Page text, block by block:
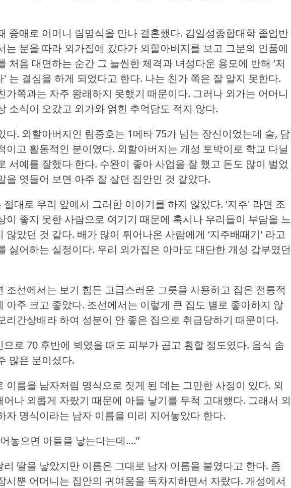
중매로 어머니 림명식을 만나 결혼했다. 김일성종합대학 졸업반
는 분을 따라 외가집에 갔다가 외할아버지를 보고 그분의 인품에
처음 대면하는 순간 그 늘씬한 체격과 녀성다운 용모에 반해 ‘저
는 결심을 하게 되었다고 한다. 나는 친가 쪽은 잘 알지 못한다.
가쪽과는 자주 왕래하지 못했기 때문이다. 그러나 외가는 어머니
소식이 오갔고 외가와 얽힌 추억담도 적지 않다.
다. 외할아버지인 림증호는 1메타 75가 넘는 장신이었는데 술, 담
이고 활동적인 분이였다. 외할아버지는 개성 토박이로 학교 다닐
서예를 잘했다 한다. 수완이 좋아 사업을 잘 했고 돈도 많이 벌었
을 엿들어 보면 아주 잘 살던 집안인 것 같았다.
대로 우리 앞에서 그러한 이야기를 하지 않았다. ‘지주' 라면 조
이 좋지 못한 사람으로 여기기 때문에 혹시나 우리들이 부담을 느
않았던 것 같다. 배가 많이 튀어나온 사람에게 ‘지주배때기' 라고
싫어하는 실정이다. 우리 외가집은 아마도 대단한 개성 갑부였던
조선에서는 보기 힘든 고급스러운 그릇을 사용하고 집은 전통적
아주 크고 좋았다. 조선에서는 이렇게 큰 집도 별로 좋아하지 않
리간상배라 하여 성분이 안 좋은 집으로 취급당하기 때문이다.
로 70 후반에 뵈였을 때도 피부가 곱고 훤할 정도였다. 음식 솜
많은 분이셨다.
이름을 남자처럼 명식으로 짓게 된 데는 그만한 사정이 있다. 외
나 외롭게 자랐기 때문에 아들 낳기를 무척 고대했다. 그래서 외
자 명식이라는 남자 이름을 미리 지어놓았다 한다.
놓으면 아들을 낳는다는데....”
딸을 낳았지만 이름은 그대로 남자 이름을 붙였다고 한다. 좀
시뿐 어머니는 집안의 귀여움을 독차지하면서 자랐다. 개성에서